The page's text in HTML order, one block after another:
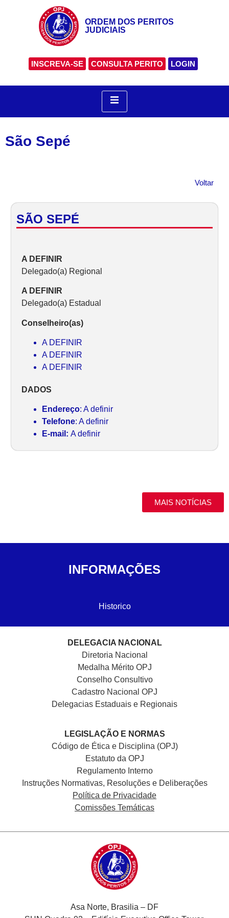
ORDEM DOS PERITOS
JUDICIAIS
INSCREVA-SE CONSULTA PERITO LOGIN
São Sepé
Voltar
SÃO SEPÉ
A DEFINIR
Delegado(a) Regional
A DEFINIR
Delegado(a) Estadual
Conselheiro(as)
A DEFINIR
A DEFINIR
A DEFINIR
DADOS
Endereço: A definir
Telefone: A definir
E-mail: A definir
MAIS NOTÍCIAS
INFORMAÇÕES
Historico
DELEGACIA NACIONAL
Diretoria Nacional
Medalha Mérito OPJ
Conselho Consultivo
Cadastro Nacional OPJ
Delegacias Estaduais e Regionais
LEGISLAÇÃO E NORMAS
Código de Ética e Disciplina (OPJ)
Estatuto da OPJ
Regulamento Interno
Instruções Normativas, Resoluções e Deliberações
Política de Privacidade
Comissões Temáticas
Asa Norte, Brasilia – DF